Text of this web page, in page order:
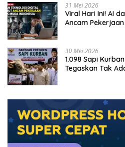
31 Mei 2026
Viral Hari Ini! AI
Ancam
30 Mei 2026
1.098 Sapi
Tegaskan Tak